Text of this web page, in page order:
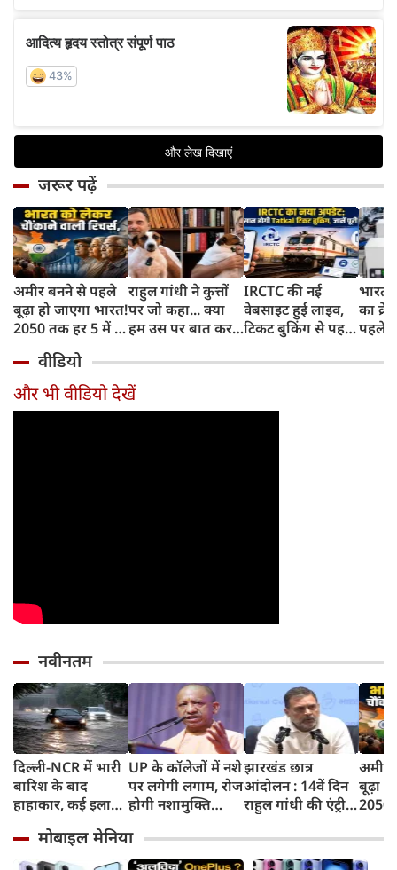
जरूर पढ़ें
अमीर बनने से पहले
बूढ़ा हो जाएगा भारत!
2050 तक हर 5 में 1
साल से ज्यादा उम्र का
राहुल गांधी ने कुत्तों
पर जो कहा... क्या
हम उस पर बात कर
IRCTC की नई
वेबसाइट हुई लाइव,
टिकट बुकिंग से पहले
काम, जानें पूरा
भारत
का
पहले
और
वीडियो
और भी वीडियो देखें
नवीनतम
दिल्ली-NCR में भारी
बारिश के बाद
हाहाकार, कई इलाकों
जाम में फंसे लोग,
सड़कों पर भरा कमर
UP के कॉलेजों में नशे
पर लगेगी लगाम, रोज
होगी नशामुक्ति
मीटर दायरे में बिक्री
पर सख्ती
झारखंड छात्र
आंदोलन : 14वें दिन
राहुल गांधी की एंट्री,
सिस्टम कोलैप्स हो
चुका है'
अमीर
बूढ़ा
2050
साल से
मोबाइल मेनिया